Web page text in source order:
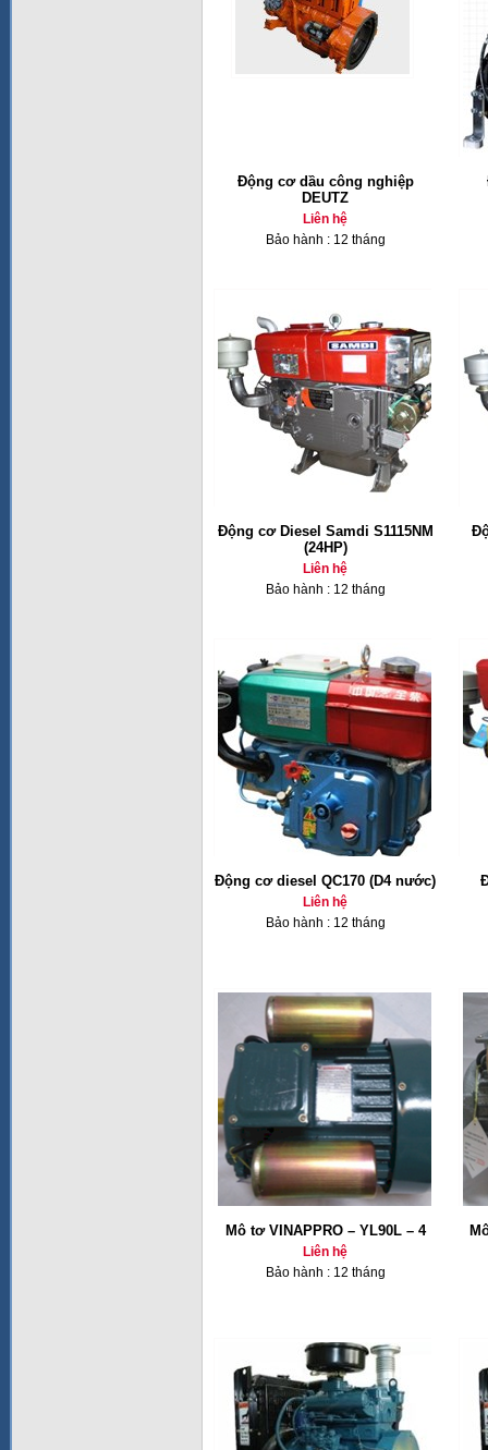
Động cơ dầu công nghiệp
DEUTZ
Liên hệ
Bảo hành : 12 tháng
Động cơ Diesel Samdi S1115NM
(24HP)
Liên hệ
Bảo hành : 12 tháng
Động cơ diesel QC170 (D4 nước)
Liên hệ
Bảo hành : 12 tháng
Mô tơ VINAPPRO – YL90L – 4
Liên hệ
Bảo hành : 12 tháng